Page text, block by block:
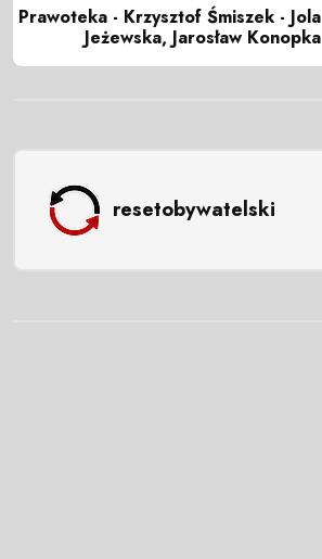
Prawoteka - Krzysztof Śmiszek - Jola
Jeżewska, Jarosław Konopka
resetobywatelski